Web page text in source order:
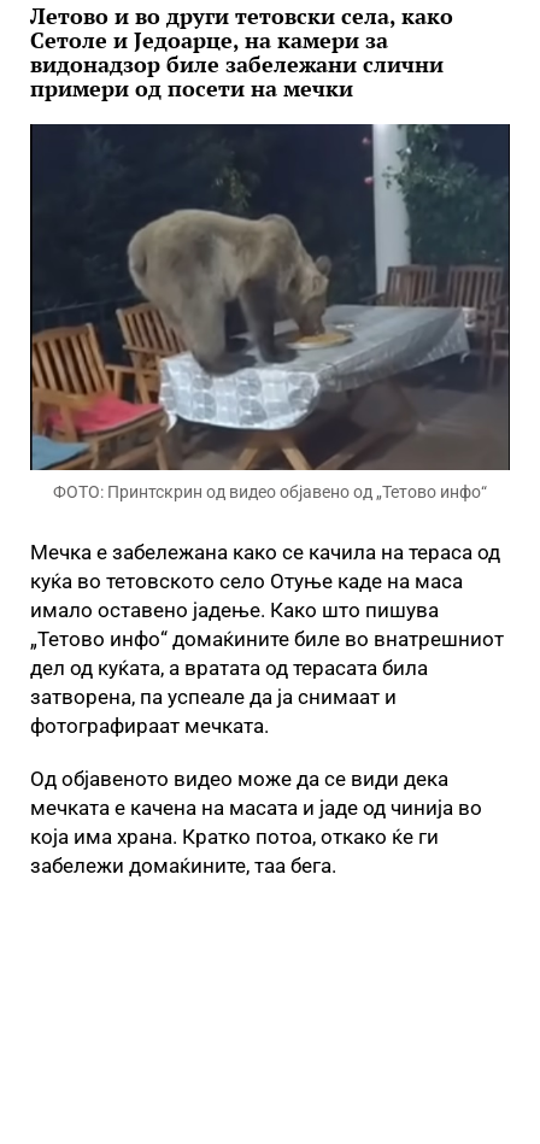
Летово и во други тетовски села, како
Сетоле и Једоарце, на камери за
видонадзор биле забележани слични
примери од посети на мечки
ФОТО: Принтскрин од видео објавено од „Тетово инфо“
Мечка е забележана како се качила на тераса од
куќа во тетовското село Отуње каде на маса
имало оставено јадење. Како што пишува
„Тетово инфо“ домаќините биле во внатрешниот
дел од куќата, а вратата од терасата била
затворена, па успеале да ја снимаат и
фотографираат мечката.
Од објавеното видео може да се види дека
мечката е качена на масата и јаде од чинија во
која има храна. Кратко потоа, откако ќе ги
забележи домаќините, таа бега.